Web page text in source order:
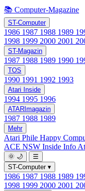
📚 Computer-Magazine
ST-Computer
1986 1987 1988 1989
1998 1999 2000 2001
ST-Magazin
1987 1988 1989 1990
TOS
1990 1991 1992 1993
Atari Inside
1994 1995 1996
ATARImagazin
1987 1988 1989
Mehr
Atari Phile Happy
ACE NSW Inside Info
🌞 🌙
☰
ST-Computer ▾
1986 1987 1988 1989
1998 1999 2000 2001